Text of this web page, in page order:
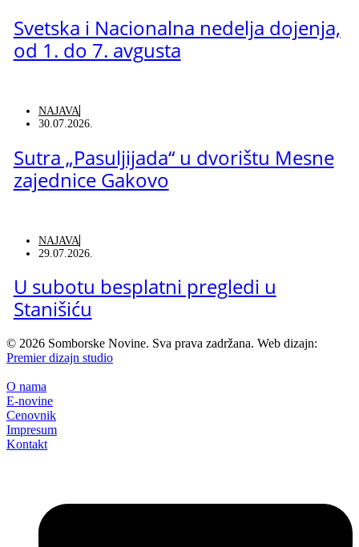
Svetska i Nacionalna nedelja dojenja,
od 1. do 7. avgusta
NAJAVA
30.07.2026.
Sutra „Pasuljijada“ u dvorištu Mesne
zajednice Gakovo
NAJAVA
29.07.2026.
U subotu besplatni pregledi u
Stanišiću
© 2026 Somborske Novine. Sva prava zadržana. Web dizajn:
Premier dizajn studio
O nama
E-novine
Cenovnik
Impresum
Kontakt